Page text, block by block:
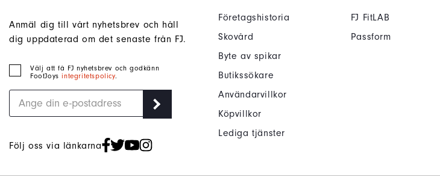
Anmäl dig till vårt nyhetsbrev och håll
dig uppdaterad om det senaste från FJ.
Välj att få FJ nyhetsbrev och godkänn
FootJoysintegritetspolicy.
Följ oss via länkarna
Företagshistoria
Skovård
Byte av spikar
Butikssökare
Användarvillkor
Köpvillkor
Lediga tjänster
FJ FitLAB
Passform